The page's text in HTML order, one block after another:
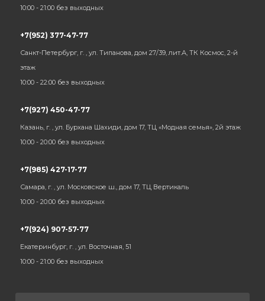
10:00 - 21:00 без выходных
+7(952) 377-47-77
Санкт-Петербург, г. , ул. Типанова, дом 27/39, лит.А, ТК Космос, 2-й
этаж
10:00 - 22:00 без выходных
+7(927) 450-47-77
Казань, г. , ул. Бурхана Шахиди, дом 17, ТЦ «Модная семья», 2й этаж
10:00 - 20:00 без выходных
+7(985) 427-17-77
Самара, г. , ул. Московское ш., дом 17, ТЦ Вертикаль
10:00 - 20:00 без выходных
+7(924) 907-57-77
Екатеринбург, г. , ул. Восточная, 51
10:00 - 21:00 без выходных